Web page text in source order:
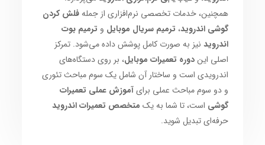
همچنین، خدمات تخصصی نرم‌افزاری از جملهفلش کردن
گوشی اندروید، ترمیم سریال موبایل و ترمیم بوت
اندروید نیز به صورت کامل پوشش داده می‌شود. تمرکز
اصلی ایندوره تعمیرات موبایل، بر روی دستگاه‌های
اندرویدی است و ساختار آن شامل یک سوم مباحث تئوری
و دو سوم مباحث عملی برایآموزش عملی تعمیرات
گوشی است، تا شما به یک متخصص تعمیرات اندروید
حرفه‌ای تبدیل شوید.